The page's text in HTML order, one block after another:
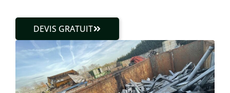
DEVIS GRATUIT